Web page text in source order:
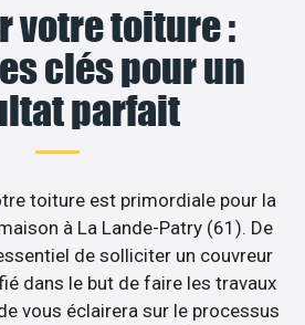
votre toiture :
clés pour un
parfait
toiture est primordiale pour la
à La Lande-Patry (61). De
de solliciter un couvreur
dans le but de faire les travaux
vous éclairera sur le processus